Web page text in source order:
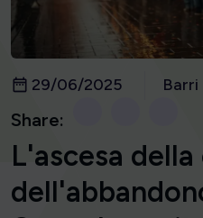
29/06/2025 Barri
Share:
L'ascesa